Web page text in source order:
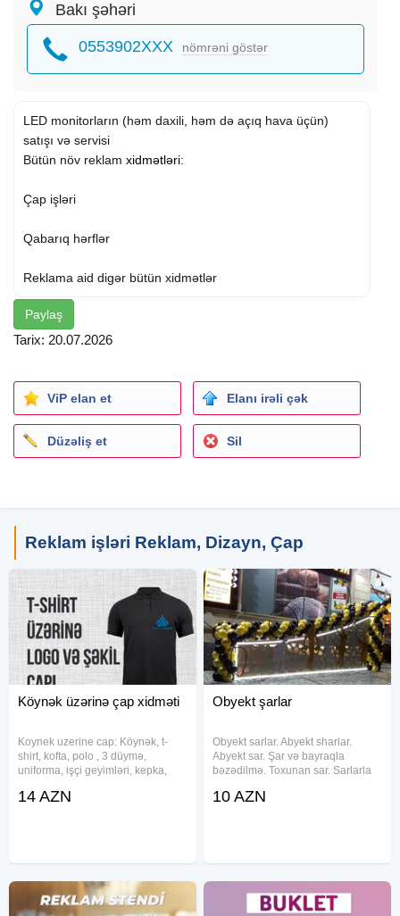
Bakı şəhəri
0553902XXX nömrəni göstər
LED monitorların (həm daxili, həm də açıq hava üçün)
satışı və servisi
Bütün növ reklam xidmətləri:
Çap işləri
Qabarıq hərflər
Reklama aid digər bütün xidmətlər
Bütün məhsullarımız zəmanətlidir və qiymətlər modeldən
asılı olaraq dəyişir.
edə bilərsiniz:
ledmonitor_baku
reklamxidmetleri
Paylaş
Tarix: 20.07.2026
ViP elan et Elanı irəli çək
Düzəliş et Sil
Reklam işləri Reklam, Dizayn, Çap
Köynək üzərinə çap xidməti
Koynek uzerine cap: Köynək, t-
shirt, kofta, polo , 3 düymə,
uniforma, işçi geyimləri, kepka,
istənilən tekstil məhsulu üzərinə
14 AZN
Obyekt şarlar
Obyekt sarlar. Abyekt sharlar.
Abyekt sar. Şar və bayraqla
bəzədilmə. Toxunan sar. Sarlarla
shari. Acilish tedbirinde sar bezek.
10 AZN